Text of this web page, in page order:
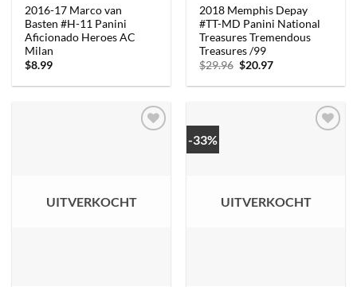
2016-17 Marco van
Basten #H-11 Panini
Aficionado Heroes AC
Milan
$8.99
2018 Memphis Depay
#TT-MD Panini National
Treasures Tremendous
Treasures /99
$29.96 Oorspronkelijke
was:
$20.97Huidige
is:
UITVERKOCHT
-33%
UITVERKOCHT